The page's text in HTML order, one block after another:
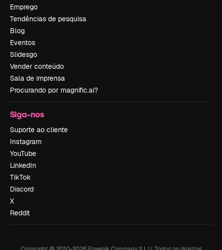
Emprego
Tendências de pesquisa
Blog
Eventos
Slidesgo
Vender conteúdo
Sala de imprensa
Procurando por magnific.ai?
Siga-nos
Suporte ao cliente
Instagram
YouTube
LinkedIn
TikTok
Discord
X
Reddit